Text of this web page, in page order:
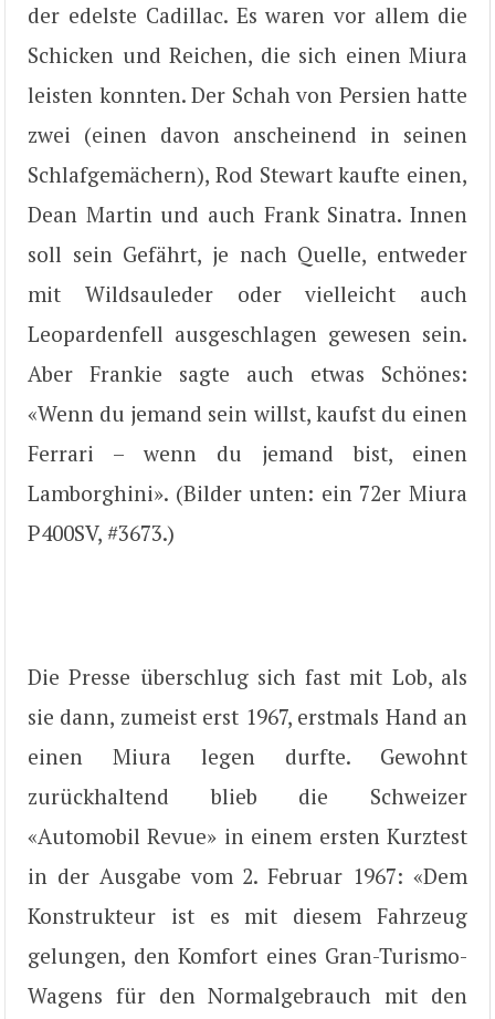
der edelste Cadillac. Es waren vor allem die
Schicken und Reichen, die sich einen Miura
leisten konnten. Der Schah von Persien hatte
zwei (einen davon anscheinend in seinen
Schlafgemächern), Rod Stewart kaufte einen,
Dean Martin und auch Frank Sinatra. Innen
soll sein Gefährt, je nach Quelle, entweder
mit Wildsauleder oder vielleicht auch
Leopardenfell ausgeschlagen gewesen sein.
Aber Frankie sagte auch etwas Schönes:
«Wenn du jemand sein willst, kaufst du einen
Ferrari – wenn du jemand bist, einen
Lamborghini». (Bilder unten: ein 72er Miura
P400SV, #3673.)
Die Presse überschlug sich fast mit Lob, als
sie dann, zumeist erst 1967, erstmals Hand an
einen Miura legen durfte. Gewohnt
zurückhaltend blieb die Schweizer
«Automobil Revue» in einem ersten Kurztest
in der Ausgabe vom 2. Februar 1967: «Dem
Konstrukteur ist es mit diesem Fahrzeug
gelungen, den Komfort eines Gran-Turismo-
Wagens für den Normalgebrauch mit den